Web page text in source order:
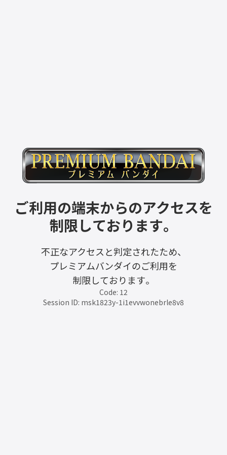
ご利用の端末からのアクセスを
制限しております。
不正なアクセスと判定されたため、
プレミアムバンダイのご利用を
制限しております。
Code: 12
Session ID: msk1823y-1i1evvwonebrle8v8